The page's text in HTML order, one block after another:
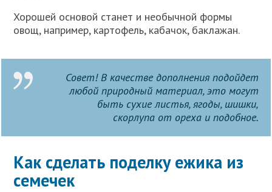
Хорошей основой станет и необычной формы
овощ, например, картофель, кабачок, баклажан.
Совет! В качестве дополнения подойдет
любой природный материал, это могут
быть сухие листья, ягоды, шишки,
скорлупа от ореха и подобное.
Как сделать поделку ежика из
семечек